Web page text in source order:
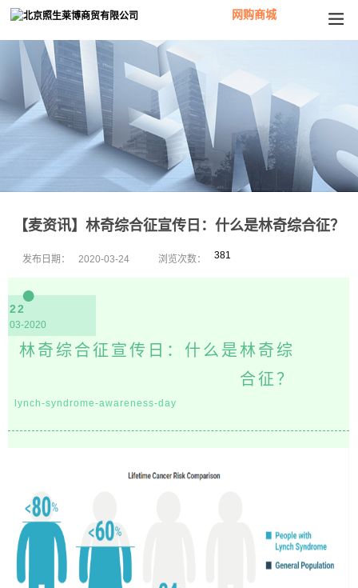
网购商城
【麦资讯】林奇综合征宣传日：什么是林奇综合征？
发布日期： 2020-03-24 浏览次数： 381
●
22
03-2020
林奇综合征宣传日：什么是林奇综
合征？
lynch-syndrome-awareness-day